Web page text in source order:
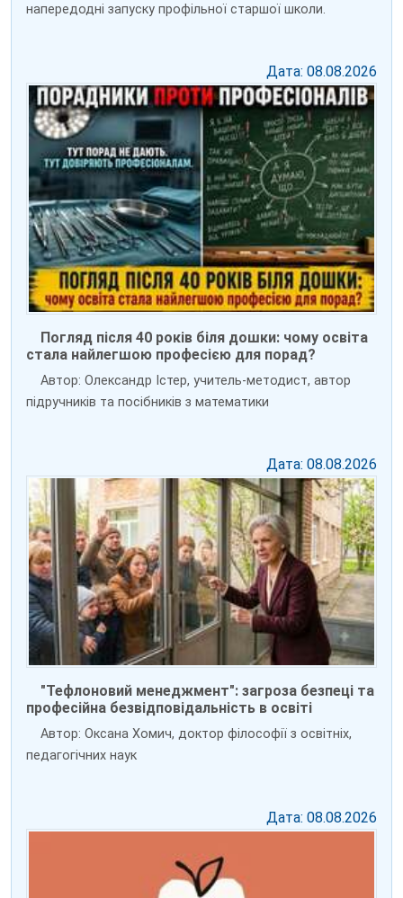
напередодні запуску профільної старшої школи.
Дата: 08.08.2026
Погляд після 40 років біля дошки: чому освіта
стала найлегшою професією для порад?
Автор: Олександр Істер, учитель-методист, автор
підручників та посібників з математики
Дата: 08.08.2026
"Тефлоновий менеджмент": загроза безпеці та
професійна безвідповідальність в освіті
Автор: Оксана Хомич, доктор філософії з освітніх,
педагогічних наук
Дата: 08.08.2026